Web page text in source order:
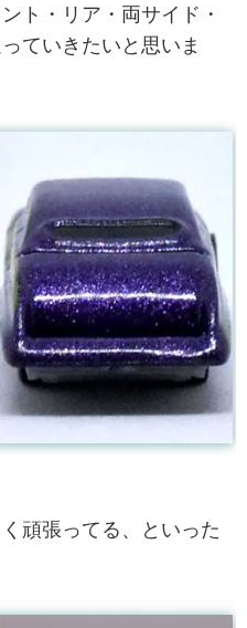
ト・リア・両サイド・
ていきたいと思いま
頑張ってる、といった